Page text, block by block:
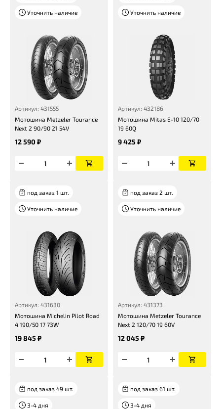
Уточнить наличие
Артикул: 431555
Мотошина Metzeler Tourance
Next 2 90/90 21 54V
12 590 ₽
Уточнить наличие
Артикул: 432186
Мотошина Mitas E-10 120/70
19 60Q
9 425 ₽
под заказ 1 шт.
Уточнить наличие
Артикул: 431630
Мотошина Michelin Pilot Road
4 190/50 17 73W
19 845 ₽
под заказ 2 шт.
Уточнить наличие
Артикул: 431373
Мотошина Metzeler Tourance
Next 2 120/70 19 60V
12 045 ₽
под заказ 49 шт.
3-4 дня
под заказ 61 шт.
3-4 дня